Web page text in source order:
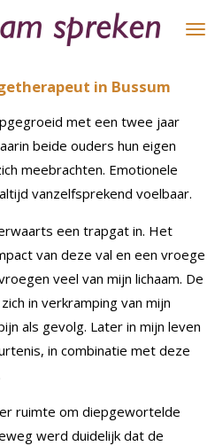
in Bussum
met een twee jaar
beide ouders hun eigen
meebrachten. Emotionele
vanzelfsprekend voelbaar.
een trapgat in. Het
van deze val en een vroege
veel van mijn lichaam. De
in verkramping van mijn
als gevolg. Later in mijn leven
in combinatie met deze
ruimte om diepgewortelde
werd duidelijk dat de